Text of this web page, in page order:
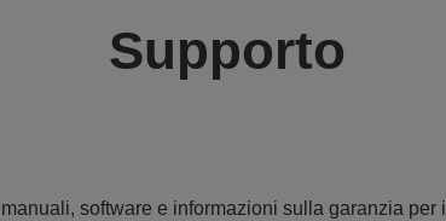
Supporto
software e informazioni sulla garanzia per il